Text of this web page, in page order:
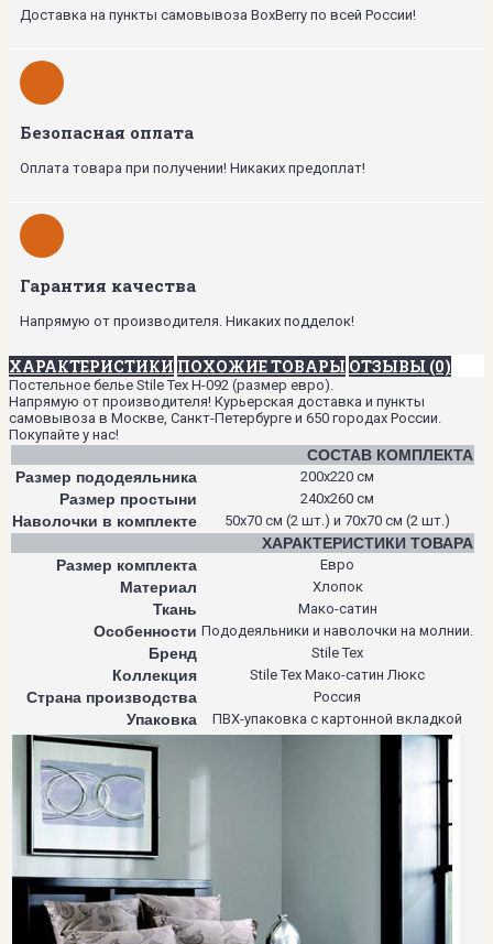
Доставка на пункты самовывоза BoxBerry по всей России!
Безопасная оплата
Оплата товара при получении! Никаких предоплат!
Гарантия качества
Напрямую от производителя. Никаких подделок!
ХАРАКТЕРИСТИКИ ПОХОЖИЕ ТОВАРЫ ОТЗЫВЫ (0)
Постельное белье Stile Tex H-092 (размер евро).
Напрямую от производителя! Курьерская доставка и пункты
самовывоза в Москве, Санкт-Петербурге и 650 городах России.
Покупайте у нас!
СОСТАВ КОМПЛЕКТА
Размер пододеяльника
200х220 см
Размер простыни 240х260 см
Наволочки в комплекте 50х70 см (2 шт.) и 70х70 см (2 шт.)
ХАРАКТЕРИСТИКИ ТОВАРА
Размер комплекта
Евро
Материал Хлопок
Ткань Мако-сатин
Особенности Пододеяльники и наволочки на молнии.
Бренд Stile Tex
Коллекция Stile Tex Мако-сатин Люкс
Страна производства Россия
Упаковка ПВХ-упаковка с картонной вкладкой